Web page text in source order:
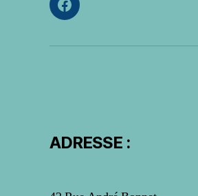
Facebook
ADRESSE :